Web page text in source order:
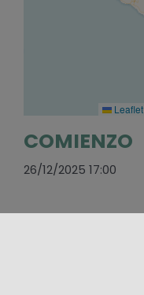
Leaflet
COMIENZO
26/12/2025 17:00
FIN